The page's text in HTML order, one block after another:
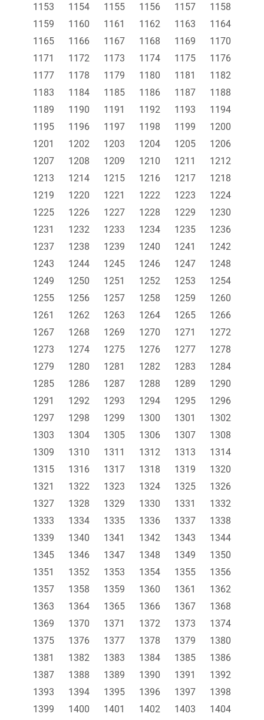
1153 1154 1155 1156 1157
1158
1159
1160 1161 1162 1163
1164
1165
1166 1167 1168 1169
1170
1171
1172 1173 1174 1175
1176
1177
1178 1179 1180 1181
1182
1183
1184 1185 1186 1187
1188
1189
1190 1191 1192 1193
1194
1195
1196 1197 1198 1199
1200
1201
1202 1203 1204 1205
1206
1207
1208 1209 1210 1211
1212
1213
1214 1215 1216 1217
1218
1219
1220 1221 1222 1223
1224
1225
1226 1227 1228 1229
1230
1231
1232 1233 1234 1235
1236
1237
1238 1239 1240 1241
1242
1243
1244 1245 1246 1247
1248
1249
1250 1251 1252 1253
1254
1255
1256 1257 1258 1259
1260
1261
1262 1263 1264 1265
1266
1267
1268 1269 1270 1271
1272
1273
1274 1275 1276 1277
1278
1279
1280 1281 1282 1283
1284
1285
1286 1287 1288 1289
1290
1291
1292 1293 1294 1295
1296
1297
1298 1299 1300 1301
1302
1303
1304 1305 1306 1307
1308
1309
1310 1311 1312 1313
1314
1315
1316 1317 1318 1319
1320
1321
1322 1323 1324 1325
1326
1327
1328 1329 1330 1331
1332
1333
1334 1335 1336 1337
1338
1339
1340 1341 1342 1343
1344
1345
1346 1347 1348 1349
1350
1351
1352 1353 1354 1355
1356
1357
1358 1359 1360 1361
1362
1363
1364 1365 1366 1367
1368
1369
1370 1371 1372 1373
1374
1375
1376 1377 1378 1379
1380
1381
1382 1383 1384 1385
1386
1387
1388 1389 1390 1391
1392
1393
1394 1395 1396 1397
1398
1399
1400 1401 1402 1403
1404